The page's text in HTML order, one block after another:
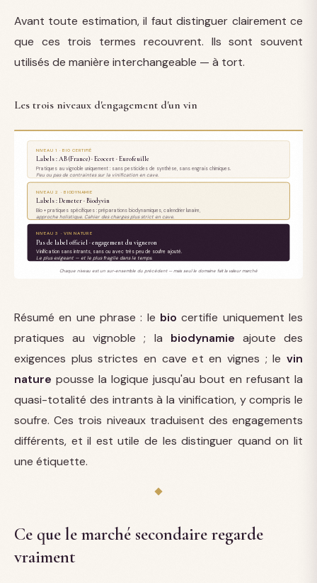
Avant toute estimation, il faut distinguer clairement ce
que ces trois termes recouvrent. Ils sont souvent
utilisés de manière interchangeable — à tort.
Les trois niveaux d'engagement d'un vin
NIVEAU 1 · BIO CERTIFIÉ
Labels : AB (France) · Ecocert · Eurofeuille
Pratiques au vignoble uniquement : sans pesticides de synthèse, sans engrais chimiques.
Peu ou pas de contraintes sur la vinification en cave.
NIVEAU 2 · BIODYNAMIE
Labels : Demeter · Biodyvin
Bio + pratiques spécifiques : préparations biodynamiques, calendrier lunaire,
approche holistique. Cahier des charges plus strict en cave.
NIVEAU 3 · VIN NATURE
Pas de label officiel · engagement du vigneron
Vinification sans intrants, sans ou avec très peu de soufre ajouté.
Le plus exigeant — et le plus fragile dans le temps.
Chaque niveau est un sur-ensemble du précédent — mais seul le domaine fait la valeur marché
Résumé en une phrase : le bio certifie uniquement les
pratiques au vignoble ; la biodynamie ajoute des
exigences plus strictes en cave et en vignes ; le vin
nature pousse la logique jusqu'au bout en refusant la
quasi-totalité des intrants à la vinification, y compris le
soufre. Ces trois niveaux traduisent des engagements
différents, et il est utile de les distinguer quand on lit
une étiquette.
Ce que le marché secondaire regarde
vraiment